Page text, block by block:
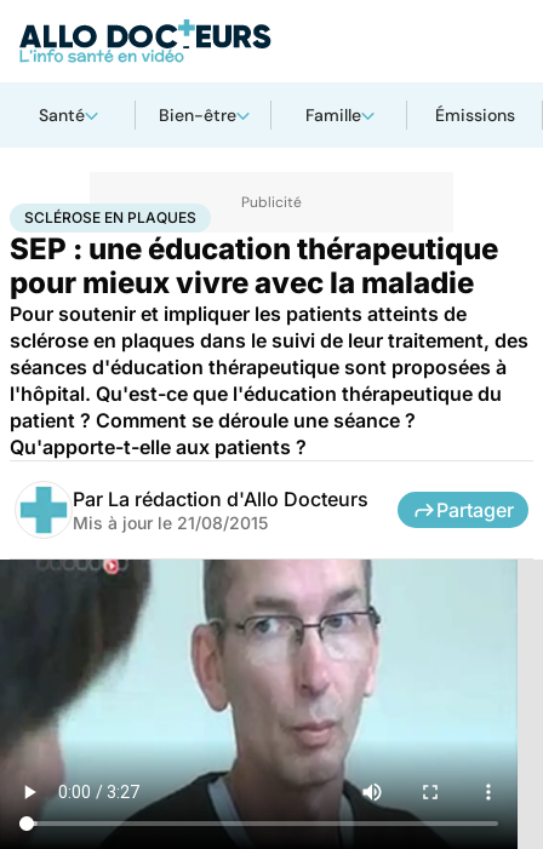
Santé Bien-être Famille Émissions
AccueilSantéSclérose en plaques
SCLÉROSE EN PLAQUES
SEP : une éducation thérapeutique
pour mieux vivre avec la maladie
Pour soutenir et impliquer les patients atteints de
sclérose en plaques dans le suivi de leur traitement, des
séances d'éducation thérapeutique sont proposées à
l'hôpital. Qu'est-ce que l'éducation thérapeutique du
patient ? Comment se déroule une séance ?
Qu'apporte-t-elle aux patients ?
Par La rédaction d'Allo Docteurs
Mis à jour le 21/08/2015
Partager